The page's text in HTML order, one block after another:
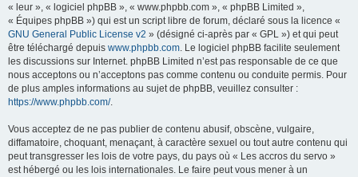
« leur », « logiciel phpBB », « www.phpbb.com », « phpBB Limited »,
« Équipes phpBB ») qui est un script libre de forum, déclaré sous la licence «
GNU General Public License v2 » (désigné ci-après par « GPL ») et qui peut
être téléchargé depuis www.phpbb.com. Le logiciel phpBB facilite seulement
les discussions sur Internet. phpBB Limited n’est pas responsable de ce que
nous acceptons ou n’acceptons pas comme contenu ou conduite permis. Pour
de plus amples informations au sujet de phpBB, veuillez consulter :
https://www.phpbb.com/.
Vous acceptez de ne pas publier de contenu abusif, obscène, vulgaire,
diffamatoire, choquant, menaçant, à caractère sexuel ou tout autre contenu qui
peut transgresser les lois de votre pays, du pays où « Les accros du servo »
est hébergé ou les lois internationales. Le faire peut vous mener à un